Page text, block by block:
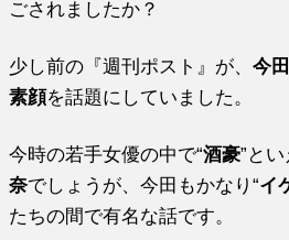
ごされましたか？
少し前の『週刊ポスト』が、今
素顔を話題にしていました。
今時の若手女優の中で“酒豪”と
奈でしょうが、今田もかなり“イ
たちの間で有名な話です。